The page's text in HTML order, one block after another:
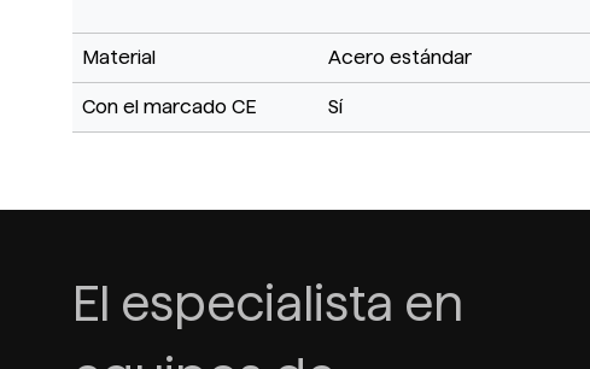
Material Acero estándar
Con el marcado CE Sí
El especialista en